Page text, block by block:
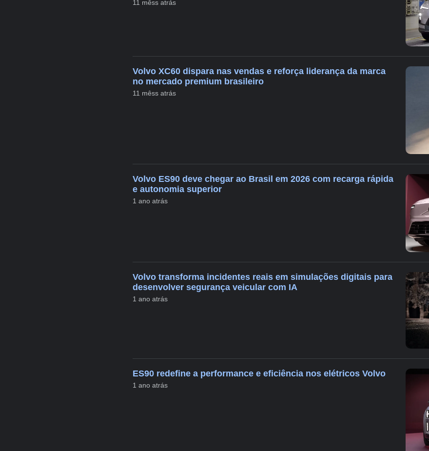
11 mêss atrás
Volvo XC60 dispara nas vendas e reforça liderança da marca
no mercado premium brasileiro
11 mêss atrás
Volvo ES90 deve chegar ao Brasil em 2026 com recarga rápida
e autonomia superior
1 ano atrás
Volvo transforma incidentes reais em simulações digitais para
desenvolver segurança veicular com IA
1 ano atrás
ES90 redefine a performance e eficiência nos elétricos Volvo
1 ano atrás